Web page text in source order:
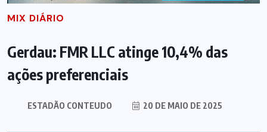
MIX DIÁRIO
Gerdau: FMR LLC atinge 10,4% das
ações preferenciais
ESTADÃO CONTEUDO 20 DE MAIO DE 2025